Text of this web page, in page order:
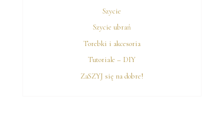
Szycie
Szycie ubrań
Torebki i akcesoria
Tutoriale – DIY
ZaSZYJ się na dobre!